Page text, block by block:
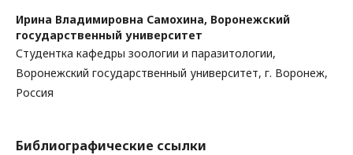
Ирина Владимировна Самохина, Воронежский
государственный университет
Студентка кафедры зоологии и паразитологии,
Воронежский государственный университет, г. Воронеж,
Россия
Библиографические ссылки